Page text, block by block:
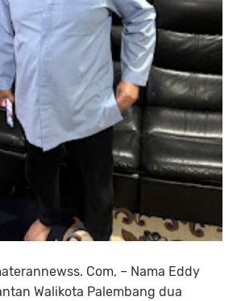
Com, – Nama Eddy
Walikota Palembang dua